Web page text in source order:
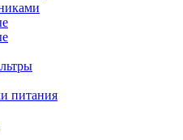
питания